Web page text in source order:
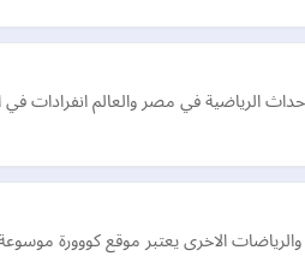
الرياضية في مصر والعالم انفرادات في
والرياضات الاخرى يعتبر موقع كووورة